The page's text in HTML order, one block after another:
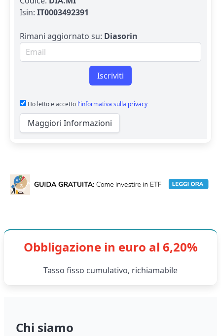
Isin: IT0003492391
Rimani aggiornato su: Diasorin
Email per newsletter
Iscriviti
Ho letto e accetto l'informativa sulla privacy
Maggiori Informazioni
Obbligazione in euro al 6,20%
Tasso fisso cumulativo, richiamabile
Chi siamo